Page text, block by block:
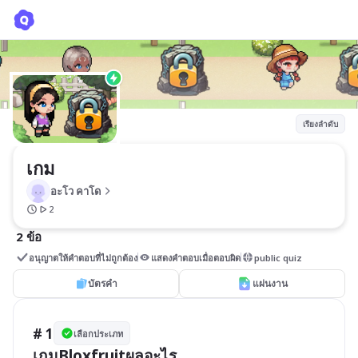
เรียงลำดับ
เกม
อะโว คาโด
2
2 ข้อ
อนุญาตให้คำตอบที่ไม่ถูกต้อง แสดงคำตอบเมื่อตอบผิด public quiz
บัตรคำ แผ่นงาน
# 1 เลือกประเภท